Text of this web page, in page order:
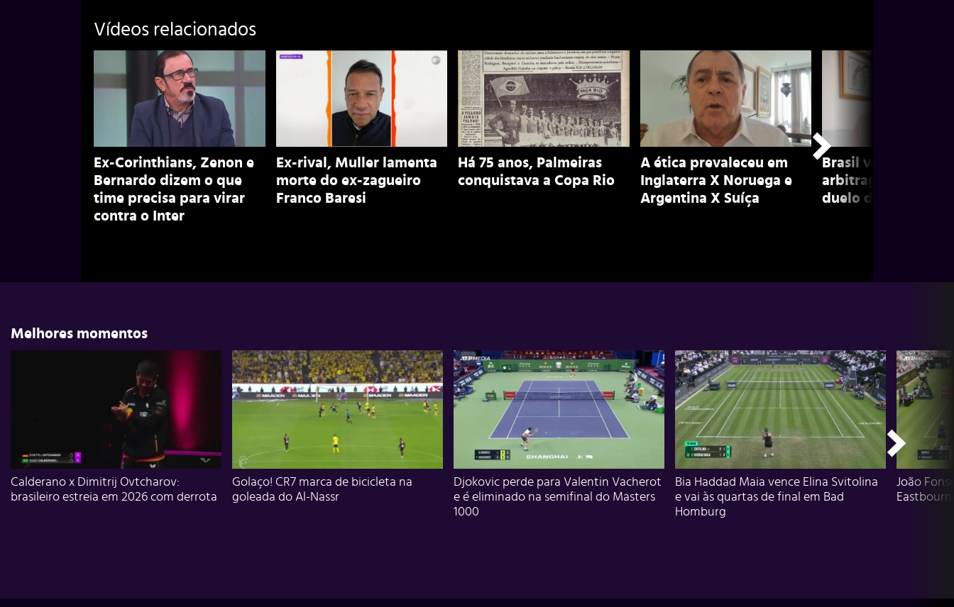
Vídeos relacionados
Ex-Corinthians, Zenon e
Bernardo dizem o que
time precisa para virar
contra o Inter
Ex-rival, Muller lamenta
morte do ex-zagueiro
Franco Baresi
Há 75 anos, Palmeiras
conquistava a Copa Rio
A ética prevaleceu em
Inglaterra X Noruega e
Argentina X Suíça
Brasil vence, mas
arbitragem erra em
duelo diante da
Melhores momentos
Calderano x Dimitrij Ovtcharov:
brasileiro estreia em 2026 com derrota
Golaço! CR7 marca de bicicleta na
goleada do Al-Nassr
Djokovic perde para Valentin Vacherot
e é eliminado na semifinal do Masters
1000
Bia Haddad Maia vence Elina Svitolina
e vai às quartas de final em Bad
Homburg
João